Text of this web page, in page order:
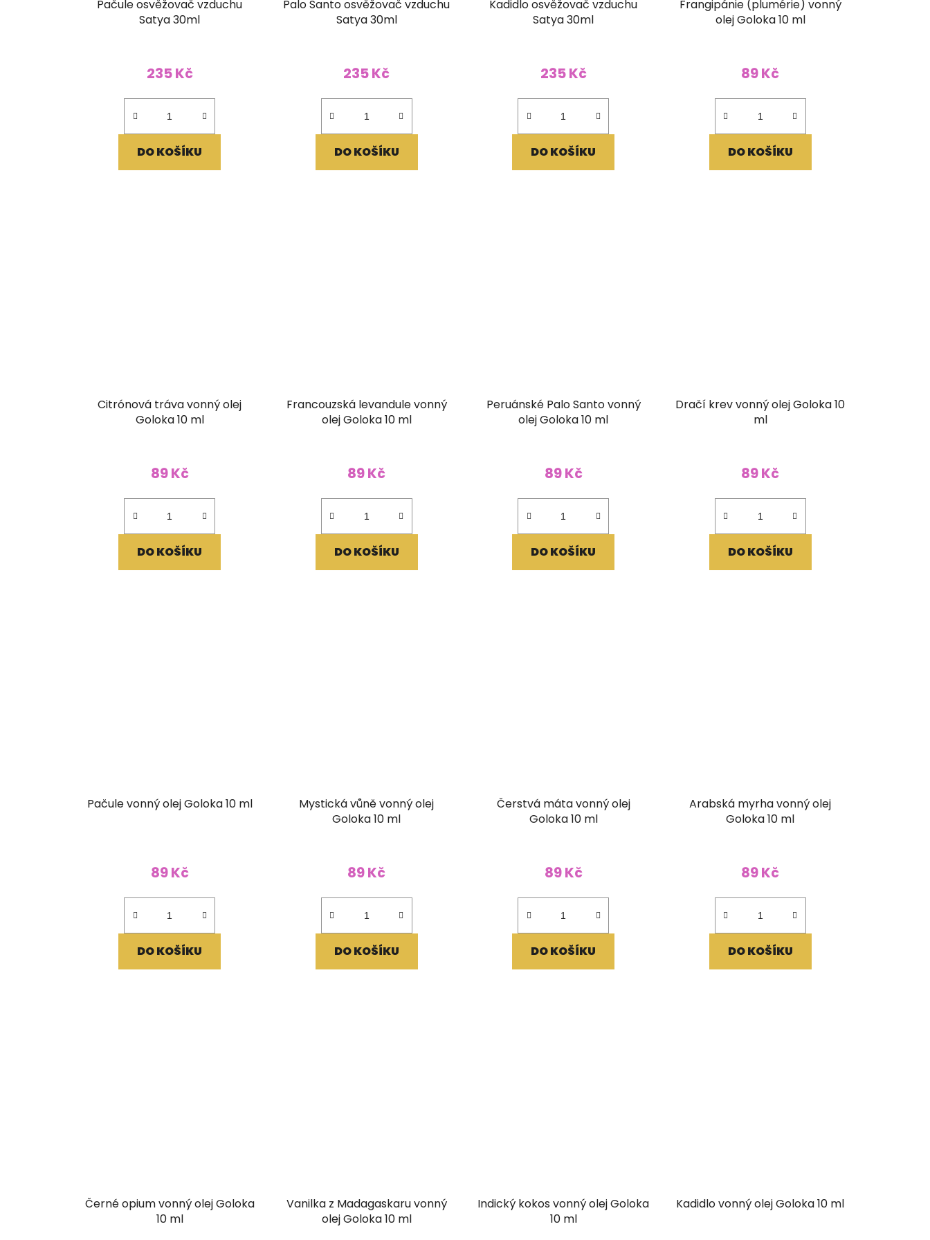
Pačule osvěžovač vzduchu
Satya 30ml
235 Kč
DO KOŠÍKU
Palo Santo osvěžovač vzduchu
Satya 30ml
235 Kč
DO KOŠÍKU
Kadidlo osvěžovač vzduchu
Satya 30ml
235 Kč
DO KOŠÍKU
Frangipánie (plumérie) vonný
olej Goloka 10 ml
89 Kč
DO KOŠÍKU
Citrónová tráva vonný olej
Goloka 10 ml
89 Kč
DO KOŠÍKU
Francouzská levandule vonný
olej Goloka 10 ml
89 Kč
DO KOŠÍKU
Peruánské Palo Santo vonný
olej Goloka 10 ml
89 Kč
DO KOŠÍKU
Dračí krev vonný olej Goloka 10
ml
89 Kč
DO KOŠÍKU
Pačule vonný olej Goloka 10 ml
89 Kč
DO KOŠÍKU
Mystická vůně vonný olej
Goloka 10 ml
89 Kč
DO KOŠÍKU
Čerstvá máta vonný olej
Goloka 10 ml
89 Kč
DO KOŠÍKU
Arabská myrha vonný olej
Goloka 10 ml
89 Kč
DO KOŠÍKU
Černé opium vonný olej Goloka
10 ml
Vanilka z Madagaskaru vonný
olej Goloka 10 ml
Indický kokos vonný olej Goloka
10 ml
Kadidlo vonný olej Goloka 10 ml